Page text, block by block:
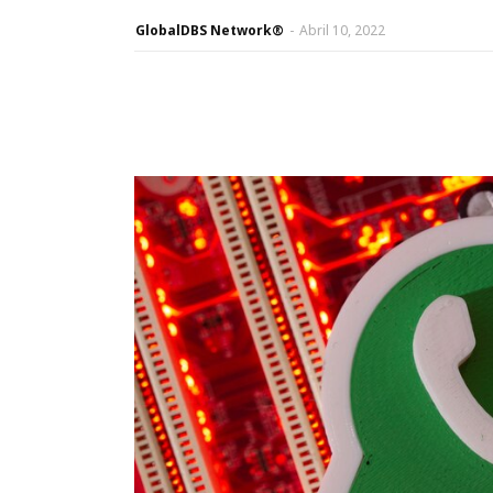
GlobalDBS Network® - Abril 10, 2022